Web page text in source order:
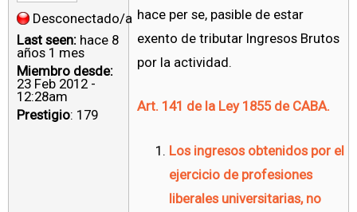
Desconectado/a
Last seen: hace 8
años 1 mes
Miembro desde:
23 Feb 2012 -
12:28am
Prestigio: 179
hace per se, pasible de estar
exento de tributar Ingresos Brutos
por la actividad.
Art. 141 de la Ley 1855 de CABA.
Los ingresos obtenidos por el
ejercicio de profesiones
liberales universitarias, no